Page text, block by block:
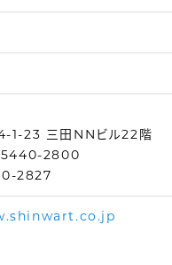
1-23 三田NNビル22階
5440-2800
2827